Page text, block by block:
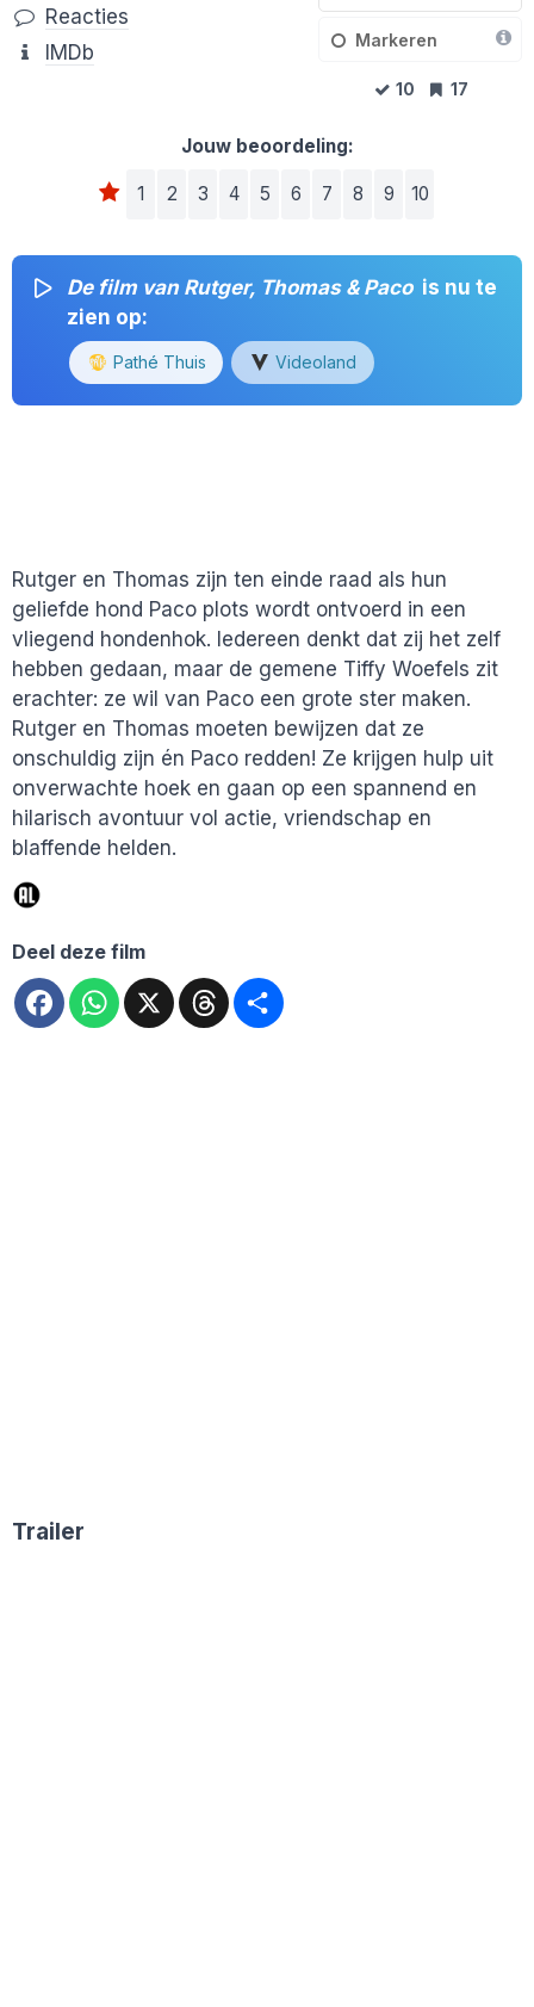
Markeren
10 17
Reacties
IMDb
Jouw beoordeling:
1 2 3 4 5 6 7 8 9 10
De film van Rutger, Thomas & Paco is nu te
zien op:
Pathé Thuis Videoland
Rutger en Thomas zijn ten einde raad als hun
geliefde hond Paco plots wordt ontvoerd in een
vliegend hondenhok. Iedereen denkt dat zij het zelf
hebben gedaan, maar de gemene Tiffy Woefels zit
erachter: ze wil van Paco een grote ster maken.
Rutger en Thomas moeten bewijzen dat ze
onschuldig zijn én Paco redden! Ze krijgen hulp uit
onverwachte hoek en gaan op een spannend en
hilarisch avontuur vol actie, vriendschap en
blaffende helden.
Deel deze film
FacebookWhatsApp
X Threads
Trailer